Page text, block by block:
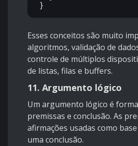
Esses conceitos são muito
algoritmos, validação de
controle de múltiplos
de listas, filas e buffers.
11. Argumento lógico
Um argumento lógico é
premissas e conclusão. As
afirmações usadas como
uma conclusão.